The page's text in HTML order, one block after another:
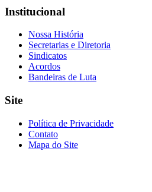
Institucional
Nossa História
Secretarias e Diretoria
Sindicatos
Acordos
Bandeiras de Luta
Site
Política de Privacidade
Contato
Mapa do Site